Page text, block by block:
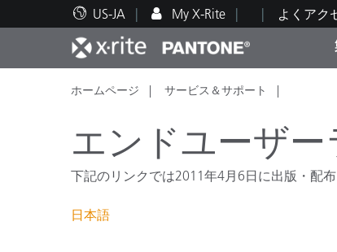
US-JA My X-Rite よくアク
人気製品ランキング
印刷＆パッケージ印刷
テクニカルサポート
教育関連資料
ホームページ サービス＆サポート
エンドユーザー
下記のリンクでは2011年4月6日に出版・配
日本語